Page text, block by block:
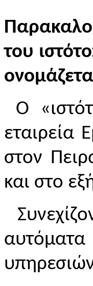
του
Ο
εταιρεία
στον
και στο
αυτόματα